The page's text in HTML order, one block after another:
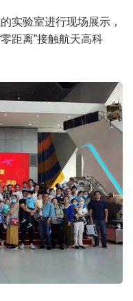
实验室进行现场展示，
距离”接触航天高科